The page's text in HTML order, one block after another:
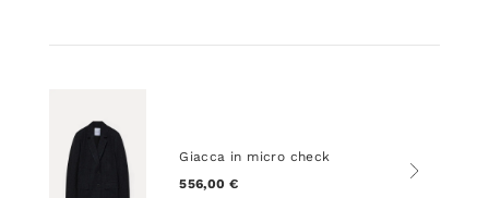
Giacca in micro check
556,00 €